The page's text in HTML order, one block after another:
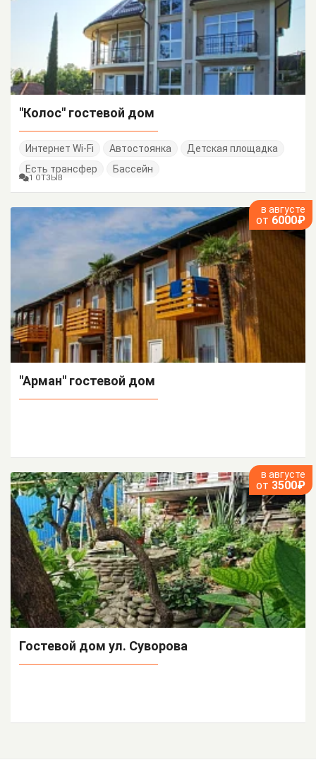
"Колос" гостевой дом
Интернет Wi-Fi Автостоянка
Детская площадка
Есть трансфер
Бассейн
1 ОТЗЫВ
в августе
от 6000₽
"Арман" гостевой дом
в августе
от 3500₽
Гостевой дом ул. Суворова